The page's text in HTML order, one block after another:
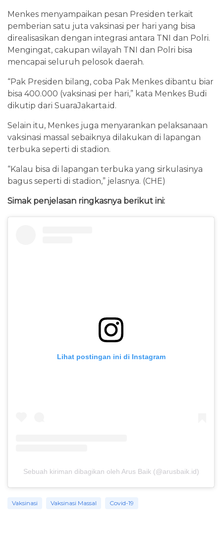
Menkes menyampaikan pesan Presiden terkait
pemberian satu juta vaksinasi per hari yang bisa
direalisasikan dengan integrasi antara TNI dan Polri.
Mengingat, cakupan wilayah TNI dan Polri bisa
mencapai seluruh pelosok daerah.
“Pak Presiden bilang, coba Pak Menkes dibantu biar
bisa 400.000 (vaksinasi per hari,” kata Menkes Budi
dikutip dari SuaraJakarta.id.
Selain itu, Menkes juga menyarankan pelaksanaan
vaksinasi massal sebaiknya dilakukan di lapangan
terbuka seperti di stadion.
“Kalau bisa di lapangan terbuka yang sirkulasinya
bagus seperti di stadion,” jelasnya. (CHE)
Simak penjelasan ringkasnya berikut ini:
Lihat postingan ini di Instagram
Sebuah kiriman dibagikan oleh Arus Baik (@arusbaik.id)
Vaksinasi Vaksinasi Massal Covid-19